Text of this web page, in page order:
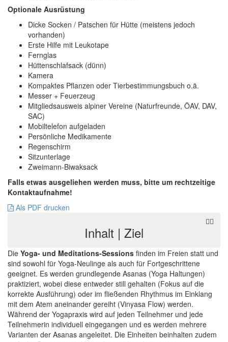
Optionale Ausrüstung
Dicke Socken / Patschen für Hütte (meistens jedoch
vorhanden)
Erste Hilfe mit Leukotape
Fernglas
Hüttenschlafsack (dünn)
Kamera
Kompaktes Pflanzen oder Tierbestimmungsbuch o.ä.
Messer + Feuerzeug
Mitgliedsausweis alpiner Vereine (Naturfreunde, ÖAV, DAV,
SAC)
Mobiltelefon aufgeladen
Persönliche Medikamente
Regenschirm
Sitzunterlage
Zweimann-Biwaksack
Falls etwas ausgeliehen werden muss, bitte um rechtzeitige
Kontaktaufnahme!
Als PDF drucken
Inhalt | Ziel
Die Yoga- und Meditations-Sessions finden im Freien statt und
sind sowohl für Yoga-Neulinge als auch für Fortgeschrittene
geeignet. Es werden grundlegende Asanas (Yoga Haltungen)
praktiziert, wobei diese entweder still gehalten (Fokus auf die
korrekte Ausführung) oder im fließenden Rhythmus im Einklang
mit dem Atem aneinander gereiht (Vinyasa Flow) werden.
Während der Yogapraxis wird auf jeden Teilnehmer und jede
Teilnehmerin individuell eingegangen und es werden mehrere
Varianten der Asanas angeleitet. Die Einheiten beinhalten zudem